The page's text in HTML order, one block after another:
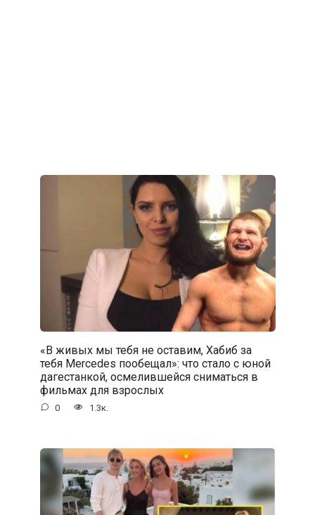
«В живых мы тебя не оставим, Хабиб за
тебя Mercedes пообещал»: что стало с юной
дагестанкой, осмелившейся сниматься в
фильмах для взрослых
0 1.3к.